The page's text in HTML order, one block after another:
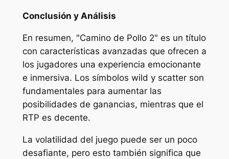
Conclusión y Análisis
En resumen, "Camino de Pollo 2" es un título
con características avanzadas que ofrecen a
los jugadores una experiencia emocionante
e inmersiva. Los símbolos wild y scatter son
fundamentales para aumentar las
posibilidades de ganancias, mientras que el
RTP es decente.
La volatilidad del juego puede ser un poco
desafiante, pero esto también significa que